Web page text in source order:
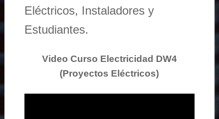
Eléctricos, Instaladores y
Estudiantes.
Video Curso Electricidad DW4
(Proyectos Eléctricos)